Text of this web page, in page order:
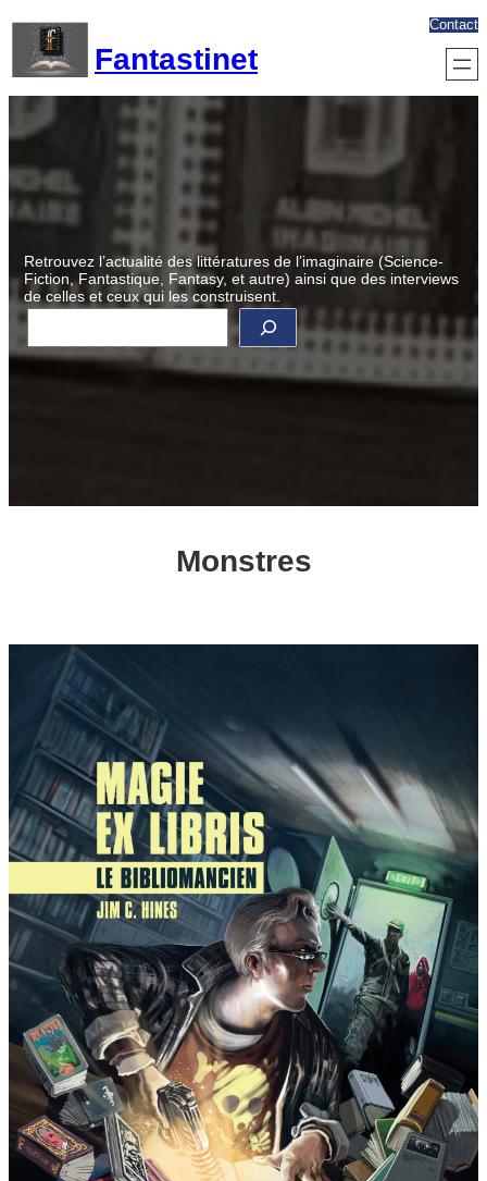
contenu
Fantastinet
Contact
Retrouvez l’actualité des littératures de l’imaginaire (Science-
Fiction, Fantastique, Fantasy, et autre) ainsi que des interviews
de celles et ceux qui les construisent.
R
c
Monstres